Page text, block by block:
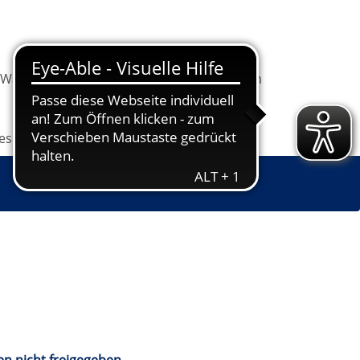
Warenkorb Information Programm
Grundbildung Jugendkunstschule